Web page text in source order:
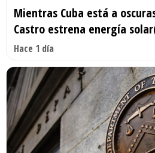
Mientras Cuba está a
Castro estrena energía
Hace 1 día